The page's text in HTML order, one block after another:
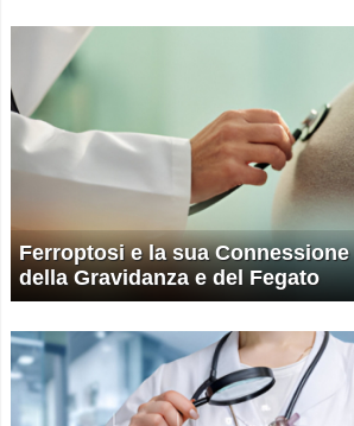
Ferroptosi e la sua
della Gravidanza e del Fegato